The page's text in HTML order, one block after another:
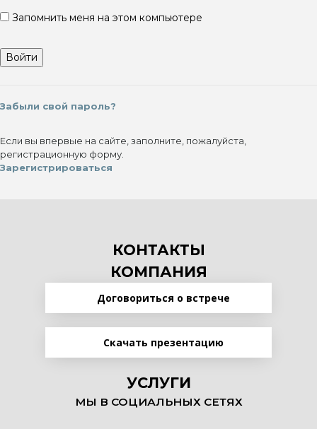
Запомнить меня на этом компьютере
Забыли свой пароль?
Если вы впервые на сайте, заполните, пожалуйста,
регистрационную форму.
Зарегистрироваться
КОНТАКТЫ
КОМПАНИЯ
Договориться о встрече
Скачать презентацию
УСЛУГИ
МЫ В СОЦИАЛЬНЫХ СЕТЯХ